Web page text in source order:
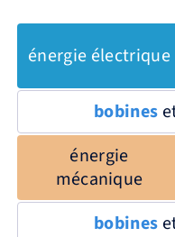
énergie électrique
bobines
énergie
mécanique
bobines